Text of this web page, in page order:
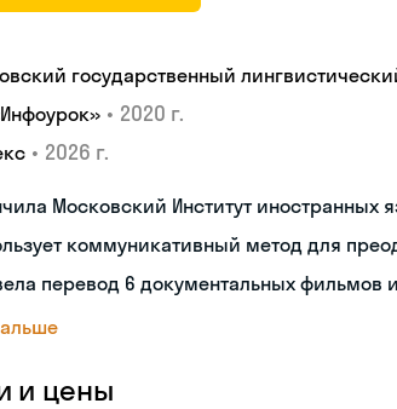
государственный
• 2020 г.
• 2026 г.
Московский Институт иностранных
коммуникативный метод для
перевод 6 документальных фильмов
и цены